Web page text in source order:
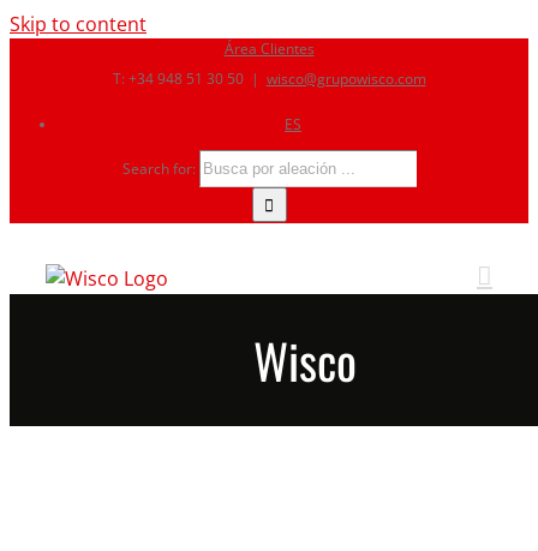
Skip to content
Área Clientes
T: +34 948 51 30 50 | wisco@grupowisco.com
ES
Search for:
Wisco